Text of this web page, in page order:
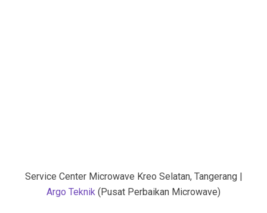
Service Center Microwave Kreo Selatan, Tangerang |
Argo Teknik (Pusat Perbaikan Microwave)